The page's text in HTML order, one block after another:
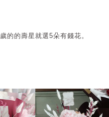
的的壽星就選5朵有錢花。